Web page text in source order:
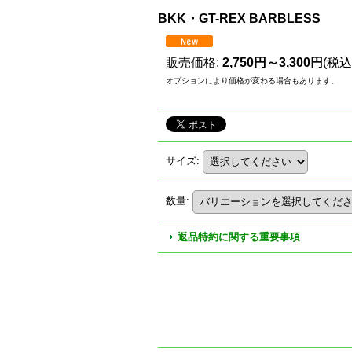
BKK・GT-REX BARBLESS
販売価格: 2,750円～3,300円 (税
オプションにより価格が変わる場合もあります。
サイズ:
数量:
返品特約に関する重要事項